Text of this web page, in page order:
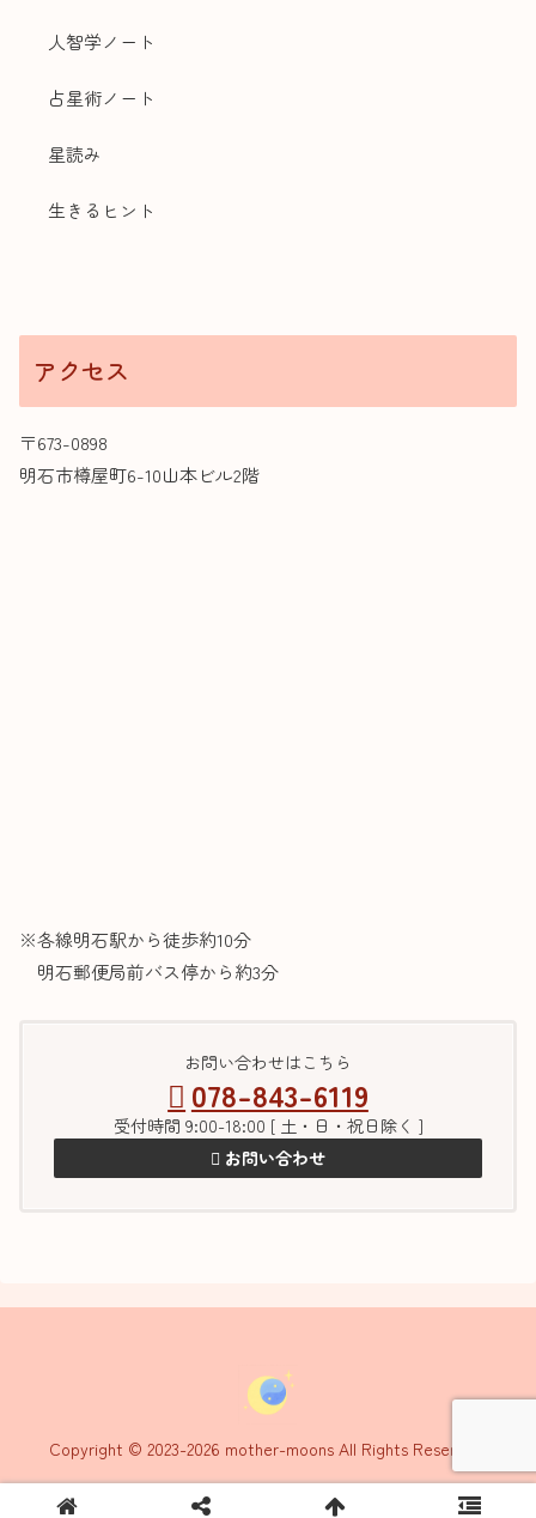
人智学ノート
占星術ノート
星読み
生きるヒント
アクセス
〒673-0898
明石市樽屋町6-10山本ビル2階
※各線明石駅から徒歩約10分
明石郵便局前バス停から約3分
お問い合わせはこちら
078-843-6119
受付時間 9:00-18:00 [ 土・日・祝日除く ]
お問い合わせ
Copyright © 2023-2026 mother-moons All Rights Reserved.